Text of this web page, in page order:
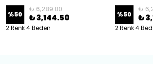
%50
₺ 6,289.00
₺ 3,144.50
2 Renk 4 Beden
%50
₺
₺
2 Renk 4